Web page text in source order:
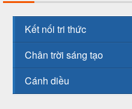
Kết nối tri thức
Chân trời sáng tạo
Cánh diều